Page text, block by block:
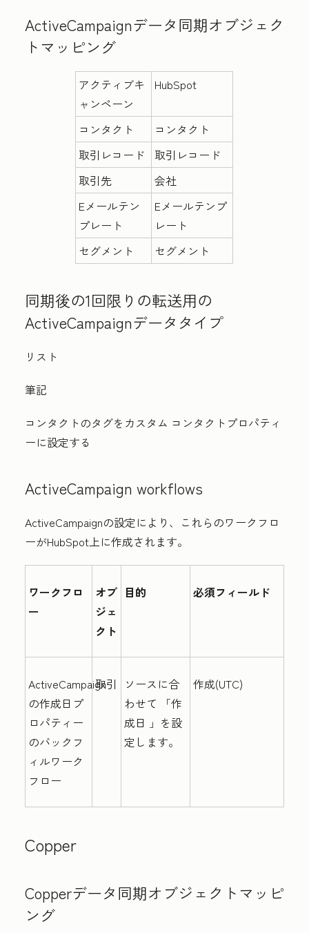
ActiveCampaignデータ同期オブジェク
トマッピング
アクティブキ
ャンペーン
HubSpot
コンタクト
コンタクト
取引レコード
取引レコード
取引先
会社
Eメールテン
プレート
Eメールテンプ
レート
セグメント
セグメント
同期後の1回限りの転送用の
ActiveCampaignデータタイプ
リスト
筆記
コンタクトのタグをカスタム コンタクトプロパティ
ーに設定する
ActiveCampaign workflows
ActiveCampaignの設定により、これらのワークフロ
ーがHubSpot上に作成されます。
ワークフロ
ー
オブ
ジェ
クト
目的 必須フィールド
ActiveCampaign
の作成日プ
ロパティー
のバックフ
ィルワーク
フロー
取引
ソースに合
わせて
「作
成日 」を設
定します。
作成(UTC)
Copper
Copperデータ同期オブジェクトマッピ
ング